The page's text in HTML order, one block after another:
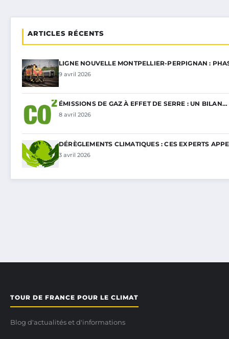
ARTICLES RÉCENTS
LIGNE NOUVELLE MONTPELLIER-PERPIGNAN :
9 avril 2026
ÉMISSIONS DE GAZ À EFFET DE SERRE : UN BILAN…
8 avril 2026
DÉRÈGLEMENTS CLIMATIQUES : CES EXPERTS
3 avril 2026
TOUR DE FRANCE POUR LE CLIMAT
Blog d'actualités et d'informations